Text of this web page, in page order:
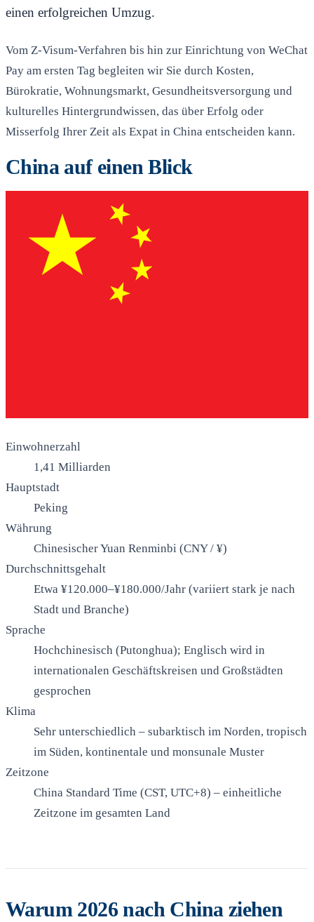
einen erfolgreichen Umzug.
Vom Z-Visum-Verfahren bis hin zur Einrichtung von WeChat
Pay am ersten Tag begleiten wir Sie durch Kosten,
Bürokratie, Wohnungsmarkt, Gesundheitsversorgung und
kulturelles Hintergrundwissen, das über Erfolg oder
Misserfolg Ihrer Zeit als Expat in China entscheiden kann.
China auf einen Blick
Einwohnerzahl
1,41 Milliarden
Hauptstadt
Peking
Währung
Chinesischer Yuan Renminbi (CNY / ¥)
Durchschnittsgehalt
Etwa ¥120.000–¥180.000/Jahr (variiert stark je nach
Stadt und Branche)
Sprache
Hochchinesisch (Putonghua); Englisch wird in
internationalen Geschäftskreisen und Großstädten
gesprochen
Klima
Sehr unterschiedlich – subarktisch im Norden, tropisch
im Süden, kontinentale und monsunale Muster
Zeitzone
China Standard Time (CST, UTC+8) – einheitliche
Zeitzone im gesamten Land
Warum 2026 nach China ziehen